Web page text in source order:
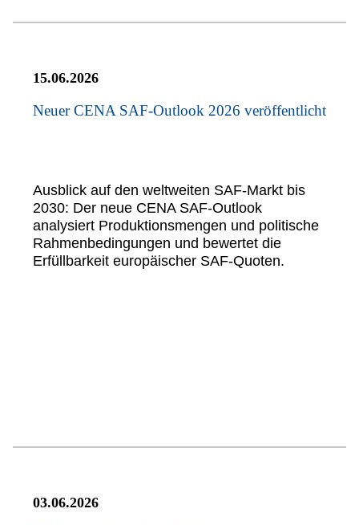
15.06.2026
Neuer CENA SAF-Outlook 2026 veröffentlicht
Ausblick auf den weltweiten SAF-Markt bis
2030: Der neue CENA SAF-Outlook
analysiert Produktionsmengen und politische
Rahmenbedingungen und bewertet die
Erfüllbarkeit europäischer SAF-Quoten.
03.06.2026